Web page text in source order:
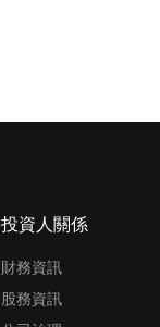
投資人關係
財務資訊
股務資訊